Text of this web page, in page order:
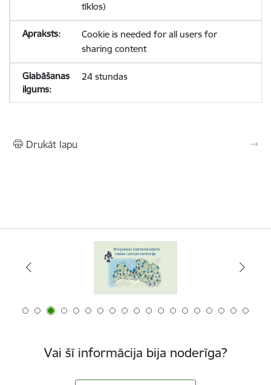
tīklos)
Cookie is needed for all users for
sharing content
24 stundas
Drukāt lapu
Vai šī informācija bija noderīga?